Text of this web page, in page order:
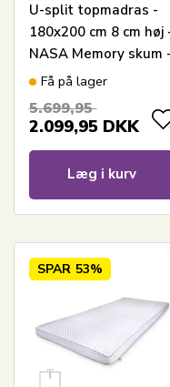
U-split topmadras -
180x200 cm 8 cm høj
NASA Memory skum -
Borg Living -
topmadras
Få på lager
5.699,95
2.099,95 DKK
Læg i kurv
SPAR 53%